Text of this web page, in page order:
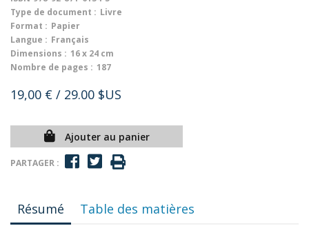
Type de document : Livre
Format : Papier
Langue : Français
Dimensions : 16 x 24 cm
Nombre de pages : 187
19,00 € / 29.00 $US
Ajouter au panier
PARTAGER :
Résumé Table des matières